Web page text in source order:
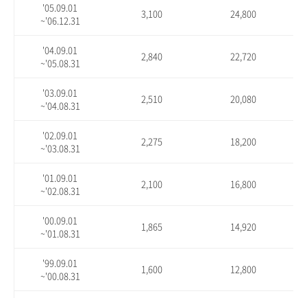
'05.09.01
~'06.12.31
3,100 24,800
'04.09.01
~'05.08.31
2,840 22,720
'03.09.01
~'04.08.31
2,510 20,080
'02.09.01
~'03.08.31
2,275 18,200
'01.09.01
~'02.08.31
2,100 16,800
'00.09.01
~'01.08.31
1,865 14,920
'99.09.01
~'00.08.31
1,600 12,800